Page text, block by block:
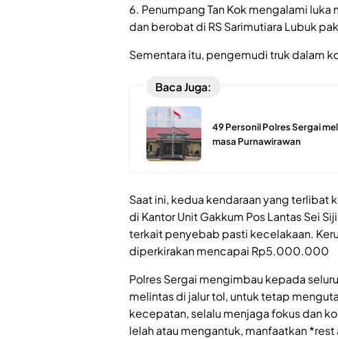
6. Penumpang Tan Kok mengalami
dan berobat di RS Sarimutiara Lubuk
Sementara itu, pengemudi truk dalam
Baca Juga:
49 Personil Polres Sergai
masa Purnawirawan
Saat ini, kedua kendaraan yang terlibat
di Kantor Unit Gakkum Pos Lantas Sei
terkait penyebab pasti kecelakaan.
diperkirakan mencapai Rp5.000.000
Polres Sergai mengimbau kepada
melintas di jalur tol, untuk tetap
kecepatan, selalu menjaga fokus dan
lelah atau mengantuk, manfaatkan